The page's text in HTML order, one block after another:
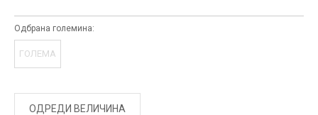
Одбрана големина:
ГОЛЕМА
ОДРЕДИ ВЕЛИЧИНА